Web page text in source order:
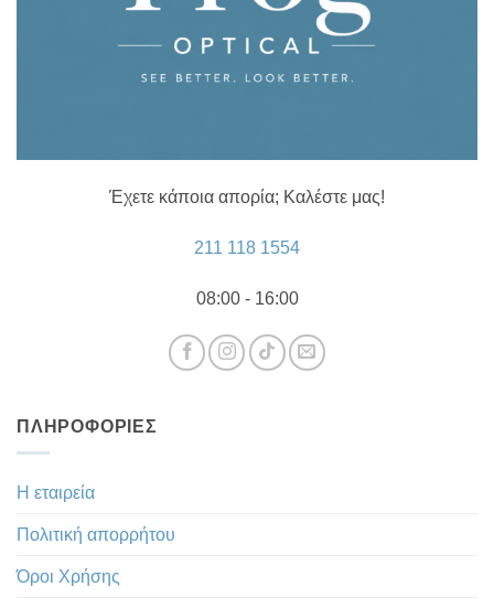
Έχετε κάποια απορία; Καλέστε μας!
211 118 1554
08:00 - 16:00
ΠΛΗΡΟΦΟΡΊΕΣ
Η εταιρεία
Πολιτική απορρήτου
Όροι Χρήσης